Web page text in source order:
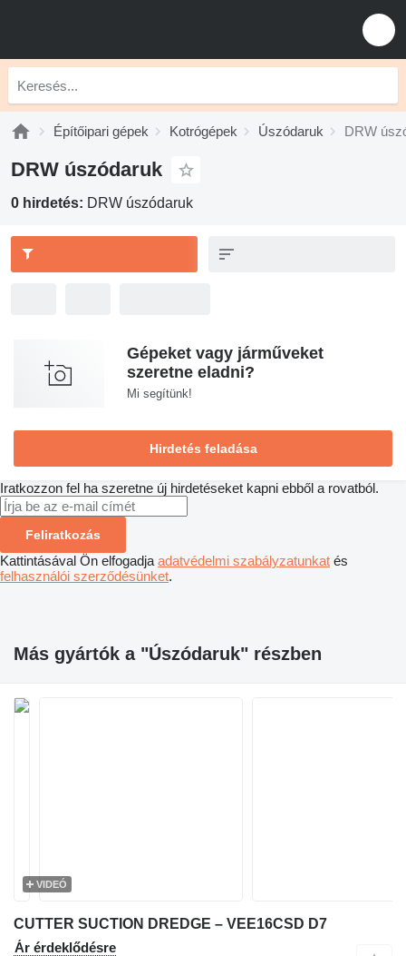
Építőipari gépek Kotrógépek Úszódaruk DRW
DRW úszódaruk
0 hirdetés: DRW úszódaruk
Gépeket vagy járműveket
szeretne eladni?
Mi segítünk!
Hirdetés feladása
Iratkozzon fel ha szeretne új hirdetéseket kapni ebből a rovatból.
Feliratkozás
Kattintásával Ön elfogadja adatvédelmi szabályzatunkat és
felhasználói szerződésünket.
Más gyártók a "Úszódaruk" részben
VIDEÓ
CUTTER SUCTION DREDGE – VEE16CSD D7
Ár érdeklődésre